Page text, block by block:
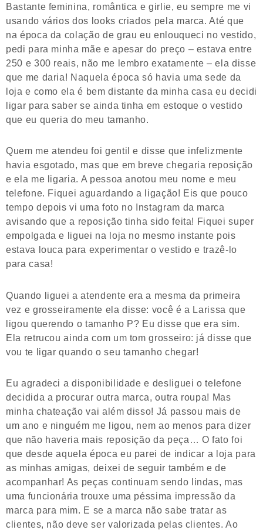
Bastante feminina, romântica e girlie, eu sempre me vi
usando vários dos looks criados pela marca. Até que
na época da colação de grau eu enlouqueci no vestido,
pedi para minha mãe e apesar do preço – estava entre
250 e 300 reais, não me lembro exatamente – ela disse
que me daria! Naquela época só havia uma sede da
loja e como ela é bem distante da minha casa eu decidi
ligar para saber se ainda tinha em estoque o vestido
que eu queria do meu tamanho.
Quem me atendeu foi gentil e disse que infelizmente
havia esgotado, mas que em breve chegaria reposição
e ela me ligaria. A pessoa anotou meu nome e meu
telefone. Fiquei aguardando a ligação! Eis que pouco
tempo depois vi uma foto no Instagram da marca
avisando que a reposição tinha sido feita! Fiquei super
empolgada e liguei na loja no mesmo instante pois
estava louca para experimentar o vestido e trazê-lo
para casa!
Quando liguei a atendente era a mesma da primeira
vez e grosseiramente ela disse: você é a Larissa que
ligou querendo o tamanho P? Eu disse que era sim.
Ela retrucou ainda com um tom grosseiro: já disse que
vou te ligar quando o seu tamanho chegar!
Eu agradeci a disponibilidade e desliguei o telefone
decidida a procurar outra marca, outra roupa! Mas
minha chateação vai além disso! Já passou mais de
um ano e ninguém me ligou, nem ao menos para dizer
que não haveria mais reposição da peça… O fato foi
que desde aquela época eu parei de indicar a loja para
as minhas amigas, deixei de seguir também e de
acompanhar! As peças continuam sendo lindas, mas
uma funcionária trouxe uma péssima impressão da
marca para mim. E se a marca não sabe tratar as
clientes, não deve ser valorizada pelas clientes. Ao